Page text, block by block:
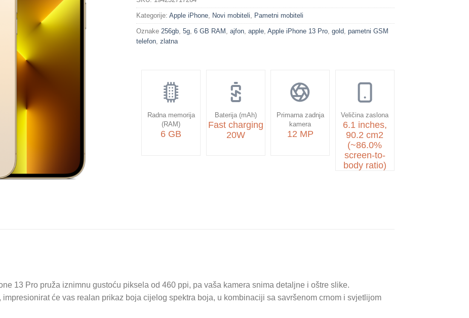
Kategorije: Apple iPhone Novi mobiteli Pametni mobiteli
Oznake 256gb 5g 6 GB RAM ajfon apple Apple iPhone 13 Pro gold pametni GSM
telefon zlatna
Radna memorija
(RAM)
6 GB
Baterija (mAh)
Fast charging
20W
Primarna zadnja
kamera
12 MP
Veličina zaslona
6.1 inches,
90.2 cm2
(~86.0%
screen-to-
body ratio)
13 Pro pruža iznimnu gustoću piksela od 460 ppi, pa vaša kamera snima detaljne i oštre slike.
će vas realan prikaz boja cijelog spektra boja, u kombinaciji sa savršenom crnom i svjetlijom